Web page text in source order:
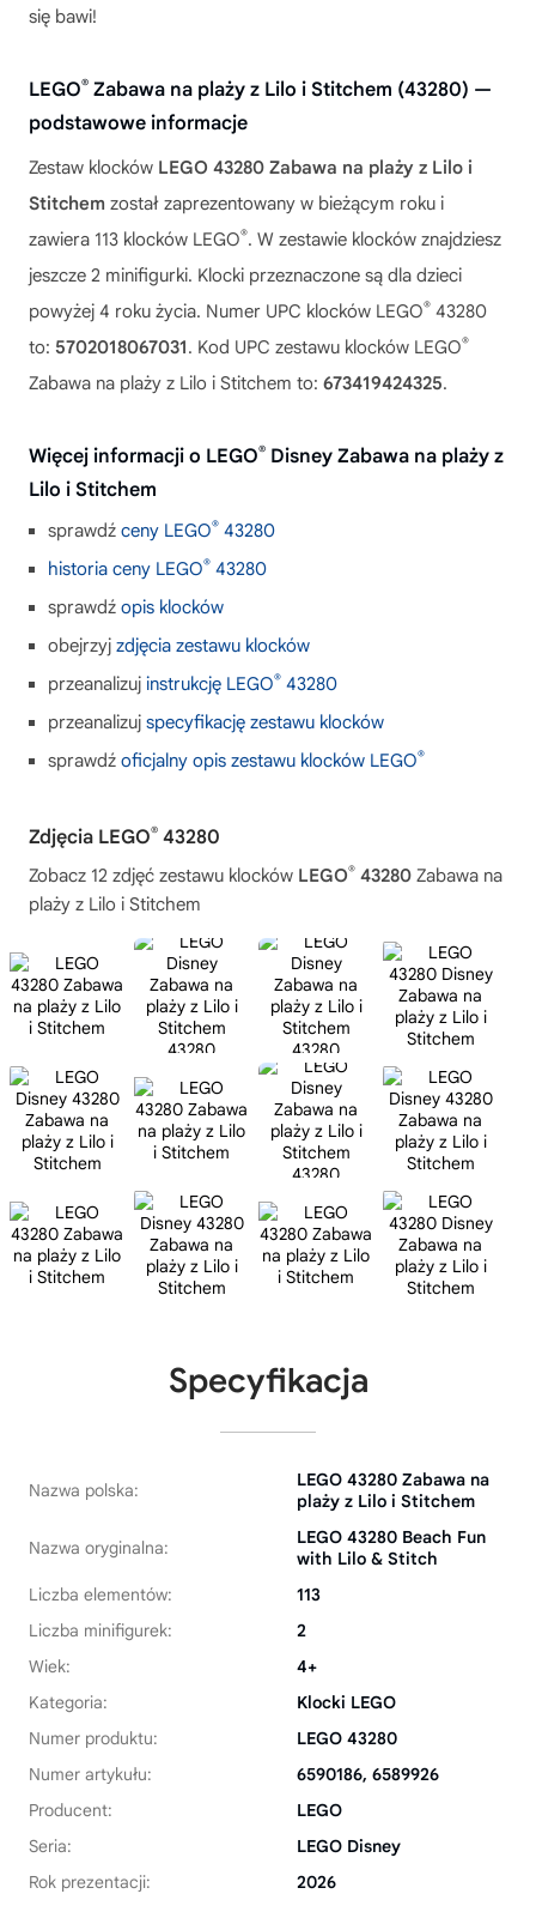
się bawi!
LEGO® Zabawa na plaży z Lilo i Stitchem (43280) —
podstawowe informacje
Zestaw klocków LEGO 43280 Zabawa na plaży z Lilo i
Stitchem został zaprezentowany w bieżącym roku i
zawiera 113 klocków LEGO®. W zestawie klocków znajdziesz
jeszcze 2 minifigurki. Klocki przeznaczone są dla dzieci
powyżej 4 roku życia. Numer UPC klocków LEGO® 43280
to: 5702018067031. Kod UPC zestawu klocków LEGO®
Zabawa na plaży z Lilo i Stitchem to: 673419424325.
Więcej informacji o LEGO® Disney Zabawa na plaży z
Lilo i Stitchem
sprawdź ceny LEGO® 43280
historia ceny LEGO® 43280
sprawdź opis klocków
obejrzyj zdjęcia zestawu klocków
przeanalizuj instrukcję LEGO® 43280
przeanalizuj specyfikację zestawu klocków
sprawdź oficjalny opis zestawu klocków LEGO®
Zdjęcia LEGO® 43280
Zobacz 12 zdjęć zestawu klocków LEGO® 43280 Zabawa na
plaży z Lilo i Stitchem
Specyfikacja
Nazwa polska:
LEGO 43280 Zabawa na
plaży z Lilo i Stitchem
Nazwa oryginalna:
LEGO 43280 Beach Fun
with Lilo & Stitch
Liczba elementów:
113
Liczba minifigurek:
2
Wiek:
4+
Kategoria:
Klocki LEGO
Numer produktu:
LEGO 43280
Numer artykułu:
6590186, 6589926
Producent:
LEGO
Seria:
LEGO Disney
Rok prezentacji:
2026